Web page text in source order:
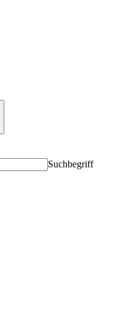
Suchbegriff